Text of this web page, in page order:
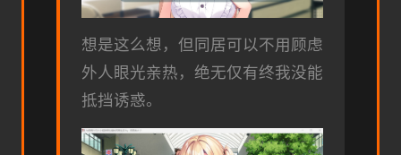
想是这么想，但同居可以不用顾虑
外人眼光亲热，绝无仅有终我没能
抵挡诱惑。